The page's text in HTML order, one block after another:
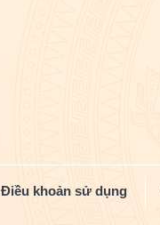
Điều khoản sử dụng